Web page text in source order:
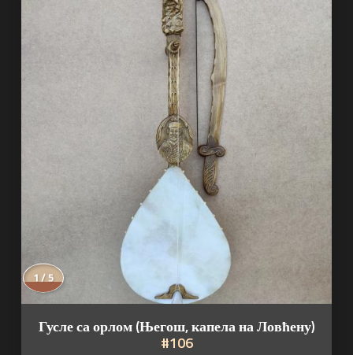
2 / 5
Гусле са орлом (Његош, капела на Ловћену)
#106